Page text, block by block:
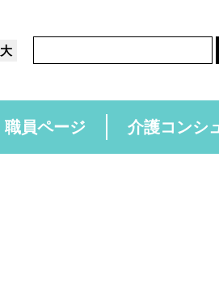
大
職員ページ 介護コンシ